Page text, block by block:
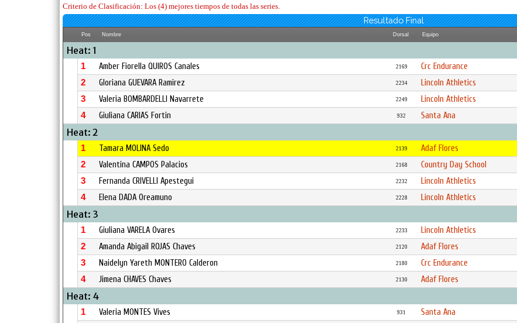
Criterio de Clasificación: Los (4) mejores tiempos de todas las series.
Resultado Final
Pos Nombre Dorsal Equipo
Heat: 1
1 Amber Fiorella QUIROS Canales 2169 Crc Endurance
2 Gloriana GUEVARA Ramirez 2234 Lincoln Athletics
3 Valeria BOMBARDELLI Navarrete 2249 Lincoln Athletics
4 Giuliana CARIAS Fortin 932 Santa Ana
Heat: 2
1 Tamara MOLINA Sedo 2139 Adaf Flores
2 Valentina CAMPOS Palacios 2168 Country Day School
3 Fernanda CRIVELLI Apestegui 2232 Lincoln Athletics
4 Elena DADA Oreamuno 2228 Lincoln Athletics
Heat: 3
1 Giuliana VARELA Ovares 2233 Lincoln Athletics
2 Amanda Abigail ROJAS Chaves 2120 Adaf Flores
3 Naidelyn Yareth MONTERO Calderon 2180 Crc Endurance
4 Jimena CHAVES Chaves 2130 Adaf Flores
Heat: 4
1 Valeria MONTES Vives 931 Santa Ana